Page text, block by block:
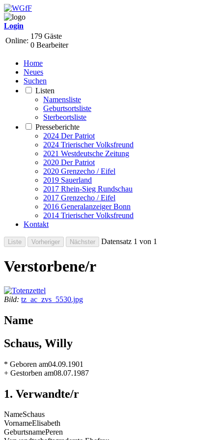
Login
Online:
179 Gäste
0 Bearbeiter
Home
Neues
Suchen
Listen
Namensliste
Geburtsortsliste
Sterbeortsliste
Presseberichte
2024 Der Patriot
2024 Trierischer Volksfreund
2021 Westdeutsche Zeitung
2020 Der Patriot
2020 Grenzecho / Eifel
2019 Sauerland
2017 Rhein-Sieg Rundschau
2017 Grenzecho / Eifel
2016 Generalanzeiger Bonn
2014 Trierischer Volksfreund
Kontakt
Datensatz 1 von 1
Verstorbene/r
Bild: tz_ac_zvs_5530.jpg
Name
Schaus, Willy
* Geboren am04.09.1901
+ Gestorben am08.07.1987
1. Verwandte/r
NameSchaus
VornameElisabeth
GeburtsnamePeren